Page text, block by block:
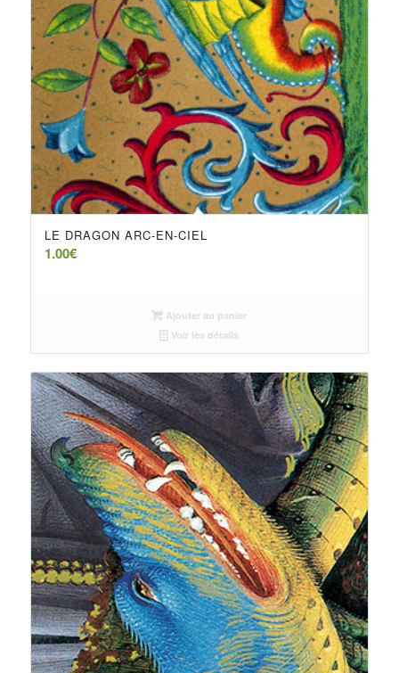
LE DRAGON ARC-EN-CIEL
1.00€
Ajouter au panier
Voir les détails